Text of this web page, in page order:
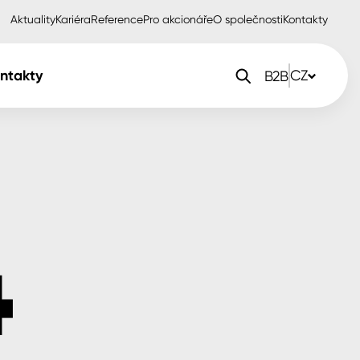
AktualityKariéraReferencePro akcionářeO společnostiKontakty
B2BCZ